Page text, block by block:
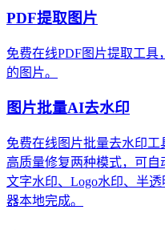
PDF提取图片
免费在线PDF图片提取工具
的图片。
图片批量AI去水印
免费在线图片批量去水印
高质量修复两种模式，可
文字水印、Logo水印、半
器本地完成。